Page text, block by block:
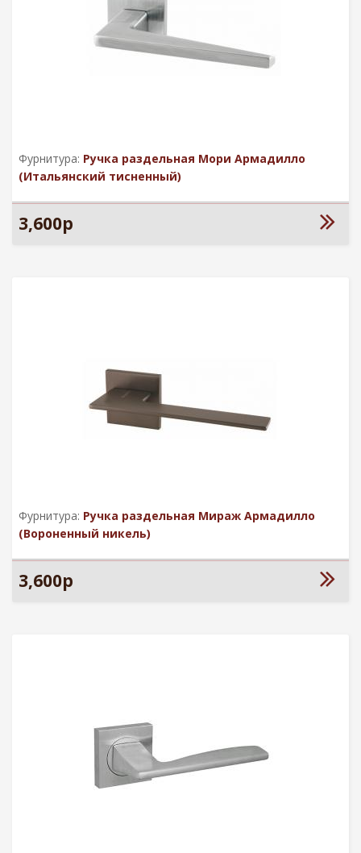
Фурнитура: Ручка раздельная Мори Армадилло
(Итальянский тисненный)
3,600р
Фурнитура: Ручка раздельная Мираж Армадилло
(Вороненный никель)
3,600р